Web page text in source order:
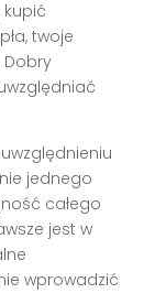
twoje
Dobry
jednego
całego
jest w
wprowadzić